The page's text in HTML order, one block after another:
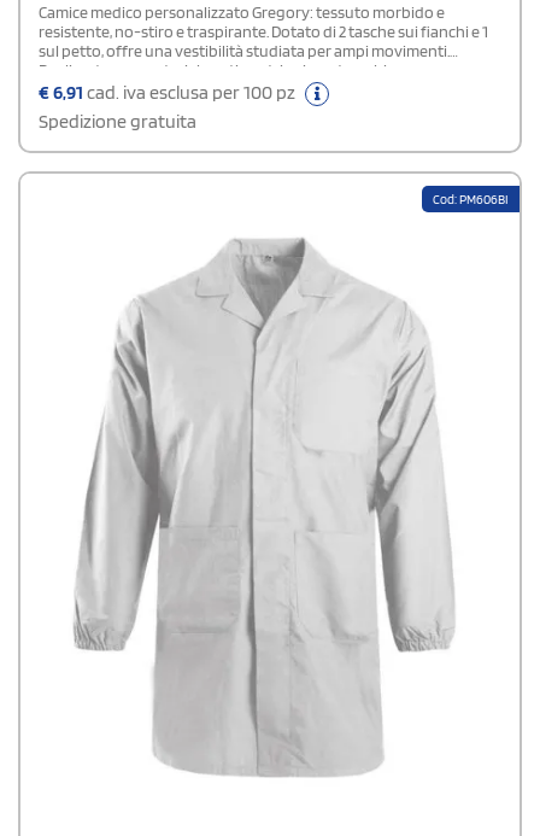
Camice medico personalizzato Gregory: tessuto morbido e
resistente, no-stiro e traspirante. Dotato di 2 tasche sui fianchi e 1
sul petto, offre una vestibilità studiata per ampi movimenti.
Realizzato con materiale anti-restringimento e chiusura con
bottoni rinforzati. Composizione: 65% poliestere, 35% cotone.
Certificazione: OEKO-TEX® standard 100.
€6,91 cad. iva esclusa per 100 pz
Spedizione gratuita
Cod: PM606BI